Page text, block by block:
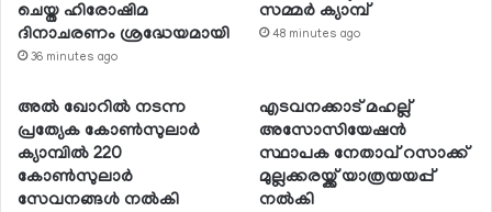
ചെയ്ത ഹിരോഷിമ
ദിനാചരണം ശ്രദ്ധേയമായി
36 minutes ago
സമ്മര്‍ ക്യാമ്പ്
48 minutes ago
അല്‍ ഖോറില്‍ നടന്ന
പ്രത്യേക കോണ്‍സുലാര്‍
ക്യാമ്പില്‍ 220
കോണ്‍സുലാര്‍
സേവനങ്ങള്‍ നല്‍കി
എടവനക്കാട് മഹല്ല്
അസോസിയേഷന്‍
സ്ഥാപക നേതാവ് റസാക്ക്
മുല്ലക്കരയ്ക്ക് യാത്രയയപ്പ്
നല്‍കി